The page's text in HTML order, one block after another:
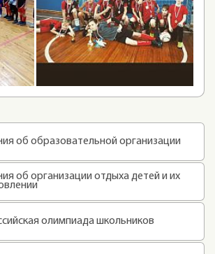
об образовательной организации
об организации отдыха детей и их
олимпиада школьников